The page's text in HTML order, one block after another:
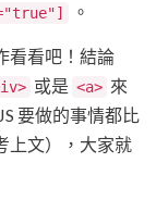
。
看看吧！結論
或是 <a> 來
要做的事情都比
上文），大家就